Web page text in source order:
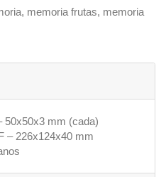
, memoria frutas, memoria
50x50x3 mm (cada)
– 226x124x40 mm